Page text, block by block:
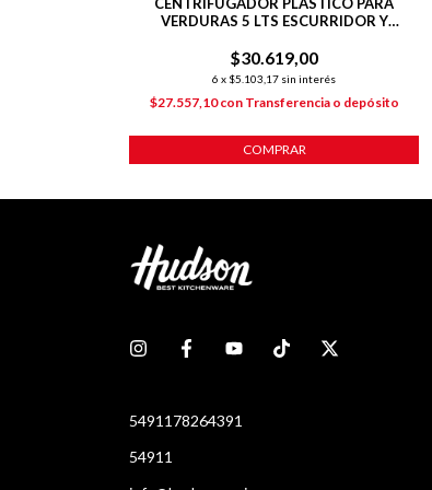
VERDURAS 5 LTS ESCURRIDOR Y
$30.619,00
6 x $5.103,17 sin interés
$27.557,10con Transferencia o depósito
COMPRAR
5491178264391
54911